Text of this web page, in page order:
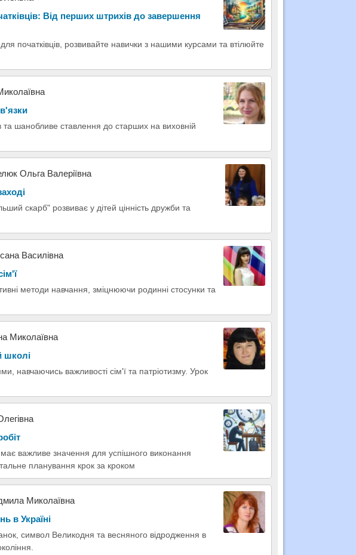
Від перших штрихів до завершення
початківців, розвивайте навички з нашими курсами та втілюйте
та шанобливе ставлення до старших на виховній
Ольга Валеріївна
скарб" розвиває у дітей цінність дружби та
Василівна
методи навчання, зміцнюючи родинні стосунки та
Миколаївна
школі
навчаючись важливості сім'ї та патріотизму. Урок
важливе значення для успішного виконання
планування крок за кроком
Миколаївна
в Україні
символ Великодня та весняного відродження в